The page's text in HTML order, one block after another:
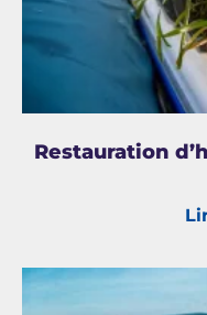
Restauration